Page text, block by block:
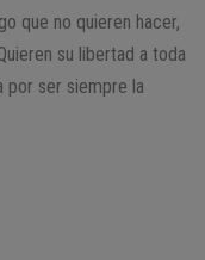
que no quieren hacer,
su libertad a toda
por ser siempre la